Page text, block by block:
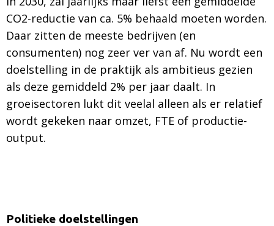
CO2-reductie van ca. 5% behaald moeten worden.
Daar zitten de meeste bedrijven (en
consumenten) nog zeer ver van af. Nu wordt een
doelstelling in de praktijk als ambitieus gezien
als deze gemiddeld 2% per jaar daalt. In
groeisectoren lukt dit veelal alleen als er relatief
wordt gekeken naar omzet, FTE of productie-
output.
Politieke doelstellingen